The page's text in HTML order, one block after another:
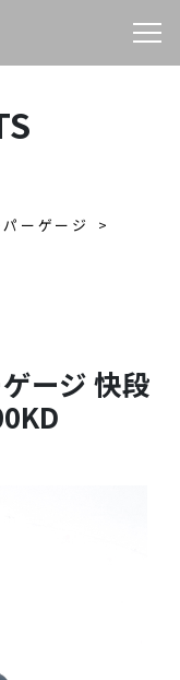
ーゲージ
ージ 快段